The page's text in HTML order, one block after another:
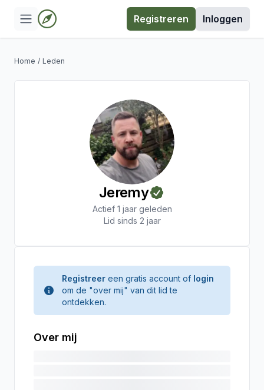
Registreren Inloggen
Home / Leden
Jeremy
Actief 1 jaar geleden
Lid sinds 2 jaar
Registreer een gratis account of login
om de "over mij" van dit lid te
ontdekken.
Over mij